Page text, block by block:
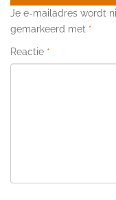
Je e-mailadres wordt
gemarkeerd met *
Reactie *